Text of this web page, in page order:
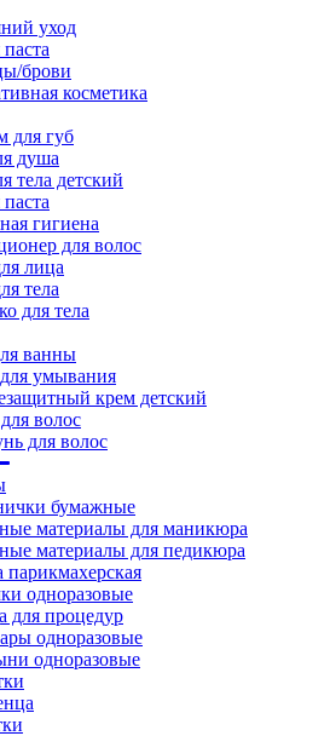
уход
брови
косметика
для губ
душа
тела детский
гигиена
для волос
лица
тела
для тела
ванны
умывания
крем детский
волос
для волос
бумажные
материалы для маникюра
материалы для педикюра
парикмахерская
одноразовые
для процедур
одноразовые
одноразовые